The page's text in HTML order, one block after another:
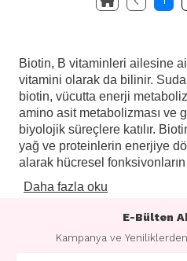
Biotin, B vitaminleri ailesine
vitamini olarak da bilinir.
biotin, vücutta enerji
amino asit metabolizması ve
biyolojik süreçlere katılır.
yağ ve proteinlerin enerjiye
alarak hücresel
bulunur.
ilişkilendirilen bir vitamindir.
saçların güçlenmesine, cildin
kazanmasına ve tırnakların
Daha fazla oku
E-Bülten
Kampanya ve